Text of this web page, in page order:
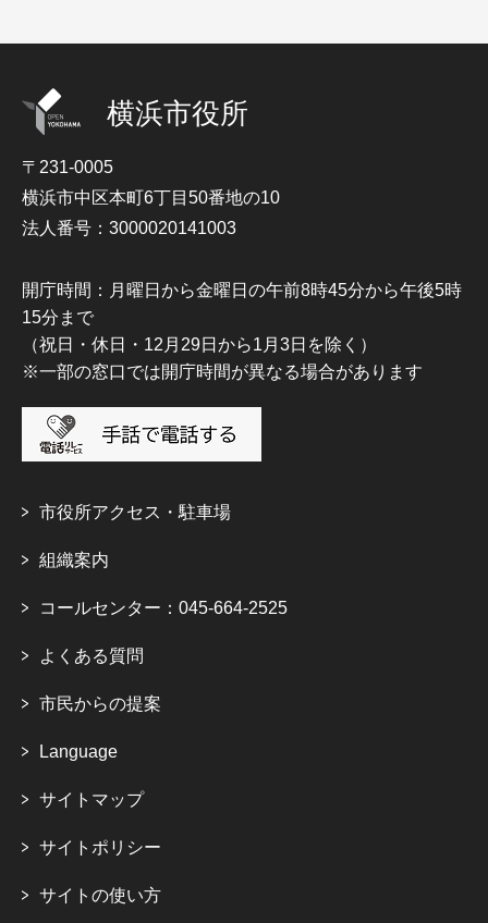
横浜市役所
〒231-0005
横浜市中区本町6丁目50番地の10
法人番号：3000020141003
開庁時間：月曜日から金曜日の午前8時45分から午後5時
15分まで
（祝日・休日・12月29日から1月3日を除く）
※一部の窓口では開庁時間が異なる場合があります
市役所アクセス・駐車場
組織案内
コールセンター：045-664-2525
よくある質問
市民からの提案
Language
サイトマップ
サイトポリシー
サイトの使い方